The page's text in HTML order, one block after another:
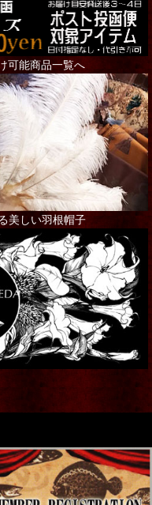
可能商品一覧へ
美しい羽根帽子